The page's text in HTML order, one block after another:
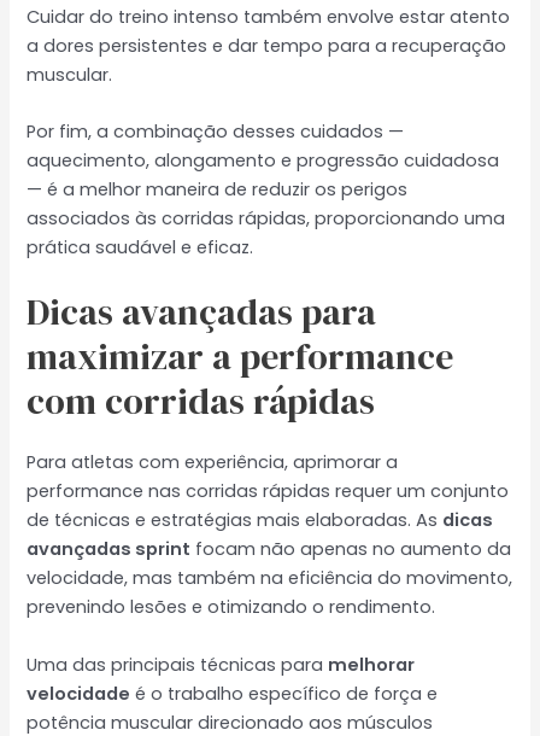
Cuidar do treino intenso também envolve estar atento
a dores persistentes e dar tempo para a recuperação
muscular.
Por fim, a combinação desses cuidados —
aquecimento, alongamento e progressão cuidadosa
— é a melhor maneira de reduzir os perigos
associados às corridas rápidas, proporcionando uma
prática saudável e eficaz.
Dicas avançadas para
maximizar a performance
com corridas rápidas
Para atletas com experiência, aprimorar a
performance nas corridas rápidas requer um conjunto
de técnicas e estratégias mais elaboradas. As dicas
avançadas sprint focam não apenas no aumento da
velocidade, mas também na eficiência do movimento,
prevenindo lesões e otimizando o rendimento.
Uma das principais técnicas para melhorar
velocidade é o trabalho específico de força e
potência muscular direcionado aos músculos